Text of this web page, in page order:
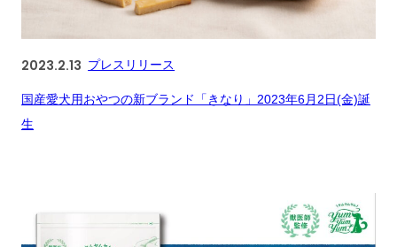
2023.2.13 プレスリリース
国産愛犬用おやつの新ブランド「きなり」2023年6月2日(金)誕
生